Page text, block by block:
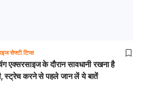
सेफ्टी टिप्स
एक्सरसाइज के दौरान सावधानी रखना है
स्ट्रेच करने से पहले जान लें ये बातें